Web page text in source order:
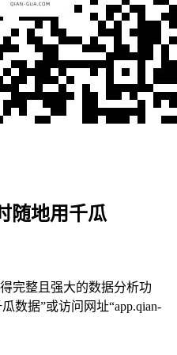
随地用千瓜
完整且强大的数据分析功
瓜数据”或访问网址“app.qian-